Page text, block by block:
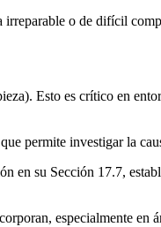
o de difícil
Esto es crítico en
permite investigar la
en su Sección 17.7,
especialmente en